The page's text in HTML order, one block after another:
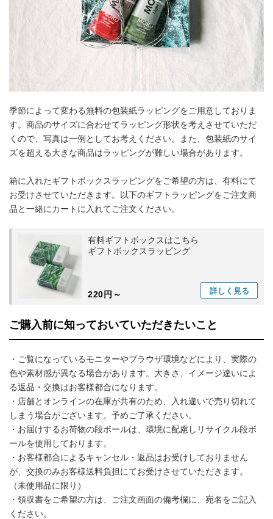
季節によって変わる無料の包装紙ラッピングをご用意しておりま
す。商品のサイズに合わせてラッピング形状を考えさせていただ
くので、写真は一例としてお考えください。また、包装紙のサイ
ズを超える大きな商品はラッピングが難しい場合があります。
箱に入れたギフトボックスラッピングをご希望の方は、有料にて
お受けさせていただきます。以下のギフトラッピングをご注文商
品と一緒にカートに入れてご注文ください。
有料ギフトボックスはこちら
ギフトボックスラッピング
220円～ 詳しく 見る
ご購入前に知っておいていただきたいこと
・ご覧になっているモニターやブラウザ環境などにより、実際の
色や素材感が異なる場合があります。大きさ、イメージ違いによ
る返品・交換はお客様都合になります。
・店舗とオンラインの在庫が共有のため、入れ違いで売り切れて
しまう場合がございます。予めご了承ください。
・お届けするお荷物の段ボールは、環境に配慮しリサイクル段ボ
ールを使用しております。
・お客様都合によるキャンセル・返品はお受けしておりません
が、交換のみお客様送料負担にてお受けさせていただきます。
（未使用品に限り）
・領収書をご希望の方は、ご注文画面の備考欄に、宛名をご記入
ください。